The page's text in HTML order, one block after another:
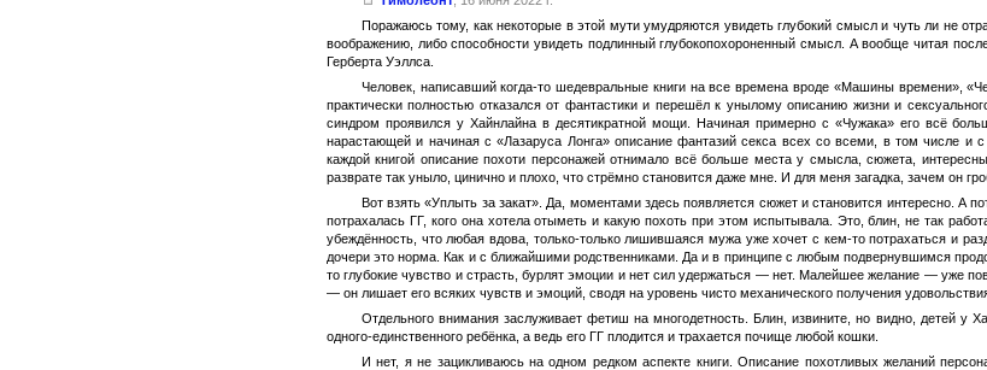
Поражаюсь тому, как некоторые в этой мути умудряются увидеть глубокий смысл и чуть ли не
воображению, либо способности увидеть подлинный глубокопохороненный смысл. А вообще читая
Герберта Уэллса.
Человек, написавший когда-то шедевральные книги на все времена вроде «Машины времени»,
практически полностью отказался от фантастики и перешёл к унылому описанию жизни и
синдром проявился у Хайнлайна в десятикратной мощи. Начиная примерно с «Чужака» его всё
нарастающей и начиная с «Лазаруса Лонга» описание фантазий секса всех со всеми, в том числе и
каждой книгой описание похоти персонажей отнимало всё больше места у смысла, сюжета,
разврате так уныло, цинично и плохо, что стрёмно становится даже мне. И для меня загадка, зачем он
Вот взять «Уплыть за закат». Да, моментами здесь появляется сюжет и становится интересно. А
потрахалась ГГ, кого она хотела отыметь и какую похоть при этом испытывала. Это, блин, не так
убеждённость, что любая вдова, только-только лишившаяся мужа уже хочет с кем-то потрахаться и
дочери это норма. Как и с ближайшими родственниками. Да и в принципе с любым подвернувшимся
то глубокие чувство и страсть, бурлят эмоции и нет сил удержаться — нет. Малейшее желание — уже
— он лишает его всяких чувств и эмоций, сводя на уровень чисто механического получения
Отдельного внимания заслуживает фетиш на многодетность. Блин, извините, но видно, детей
одного-единственного ребёнка, а ведь его ГГ плодится и трахается почище любой кошки.
И нет, я не зацикливаюсь на одном редком аспекте книги. Описание похотливых желаний